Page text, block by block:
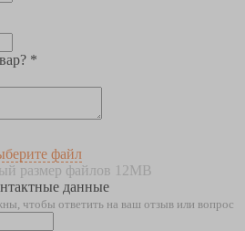
*
файл
размер файлов 12MB
данные
чтобы ответить на ваш отзыв или вопрос